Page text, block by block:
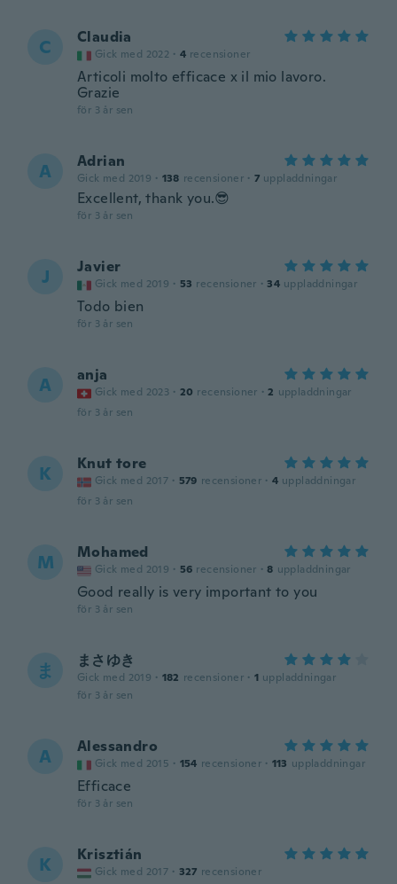
C Claudia
Gick med 2022 · 4 recensioner
Articoli molto efficace x il mio lavoro.
Grazie
för 3 år sen
A Adrian
Gick med 2019 · 138 recensioner · 7 uppladdningar
Excellent, thank you.😎
för 3 år sen
J Javier
Gick med 2019 · 53 recensioner · 34 uppladdningar
Todo bien
för 3 år sen
A anja
Gick med 2023 · 20 recensioner · 2 uppladdningar
för 3 år sen
K Knut tore
Gick med 2017 · 579 recensioner · 4 uppladdningar
för 3 år sen
M Mohamed
Gick med 2019 · 56 recensioner · 8 uppladdningar
Good really is very important to you
för 3 år sen
ま まさゆき
Gick med 2019 · 182 recensioner · 1 uppladdningar
för 3 år sen
A Alessandro
Gick med 2015 · 154 recensioner · 113 uppladdningar
Efficace
för 3 år sen
K Krisztián
Gick med 2017 · 327 recensioner